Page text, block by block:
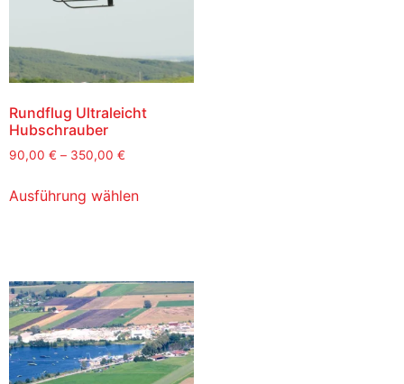
Rundflug Ultraleicht
Hubschrauber
90,00 € – 350,00 €
Ausführung wählen